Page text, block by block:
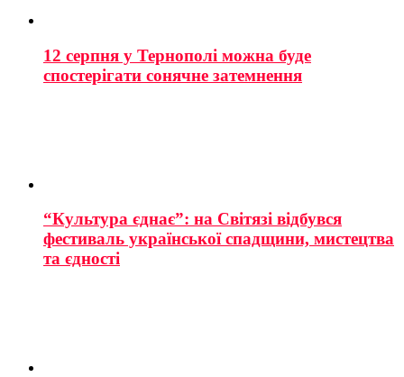
12 серпня у Тернополі можна буде
спостерігати сонячне затемнення
“Культура єднає”: на Світязі відбувся
фестиваль української спадщини, мистецтва
та єдності